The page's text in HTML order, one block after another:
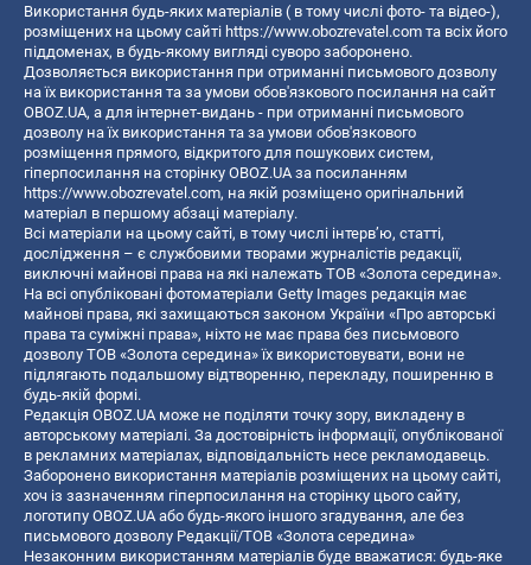
Використання будь-яких матеріалів ( в тому числі фото- та відео-),
розміщених на цьому сайті https://www.obozrevatel.com та всіх його
піддоменах, в будь-якому вигляді суворо заборонено.
Дозволяється використання при отриманні письмового дозволу
на їх використання та за умови обов'язкового посилання на сайт
OBOZ.UA, а для інтернет-видань - при отриманні письмового
дозволу на їх використання та за умови обов'язкового
розміщення прямого, відкритого для пошукових систем,
гіперпосилання на сторінку OBOZ.UA за посиланням
https://www.obozrevatel.com, на якій розміщено оригінальний
матеріал в першому абзаці матеріалу.
Всі матеріали на цьому сайті, в тому числі інтерв’ю, статті,
дослідження – є службовими творами журналістів редакції,
виключні майнові права на які належать ТОВ «Золота середина».
На всі опубліковані фотоматеріали Getty Images редакція має
майнові права, які захищаються законом України «Про авторські
права та суміжні права», ніхто не має права без письмового
дозволу ТОВ «Золота середина» їх використовувати, вони не
підлягають подальшому відтворенню, перекладу, поширенню в
будь-якій формі.
Редакція OBOZ.UA може не поділяти точку зору, викладену в
авторському матеріалі. За достовірність інформації, опублікованої
в рекламних матеріалах, відповідальність несе рекламодавець.
Заборонено використання матеріалів розміщених на цьому сайті,
хоч із зазначенням гіперпосилання на сторінку цього сайту,
логотипу OBOZ.UA або будь-якого іншого згадування, але без
письмового дозволу Редакції/ТОВ «Золота середина»
Незаконним використанням матеріалів буде вважатися: будь-яке